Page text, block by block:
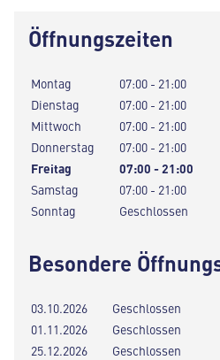
Öffnungszeiten
Montag
07:00 - 21:00
Dienstag
07:00 - 21:00
Mittwoch
07:00 - 21:00
Donnerstag
07:00 - 21:00
Freitag
07:00 - 21:00
Samstag
07:00 - 21:00
Sonntag
Geschlossen
Besondere
03.10.2026
Geschlossen
01.11.2026
Geschlossen
25.12.2026
Geschlossen